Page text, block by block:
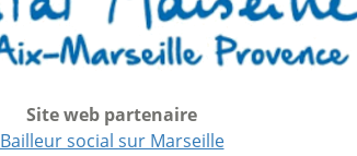
Site web partenaire
Bailleur social sur Marseille